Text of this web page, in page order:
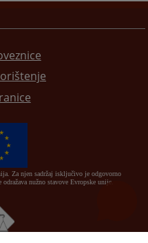
Za njen sadržaj isključivo je odgovorno
nužno stavove Evropske unije.